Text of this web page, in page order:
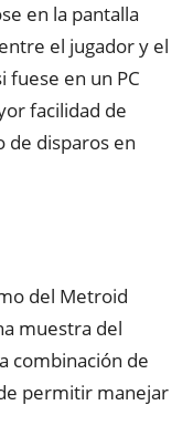
en la pantalla
el jugador y el
fuese en un PC
facilidad de
de disparos en
del Metroid
muestra del
combinación de
permitir manejar